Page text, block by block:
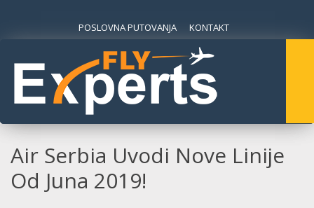
POSLOVNA PUTOVANJA KONTAKT
Air Serbia Uvodi Nove Linije
Od Juna 2019!